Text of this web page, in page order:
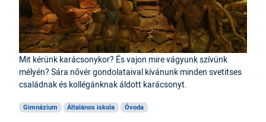
Mit kérünk karácsonykor? És vajon mire vágyunk szívünk
mélyén? Sára nővér gondolataival kívánunk minden svetitses
családnak és kollégánknak áldott karácsonyt.
Gimnázium Általános iskola Óvoda